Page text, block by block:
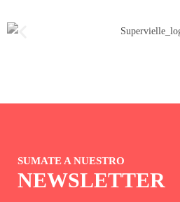
SUMATE A NUESTRO
NEWSLETTER